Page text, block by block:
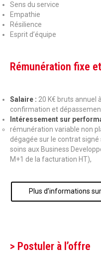
Sens du service
Empathie
Résilience
Esprit d’équipe
Rémunération fixe
Salaire : 20 K€ bruts annuel
confirmation et
Intéressement sur
rémunération variable non
dégagée sur le contrat
soins aux Business
M+1 de la facturation HT),
Plus d’informations
> Postuler à l’offre